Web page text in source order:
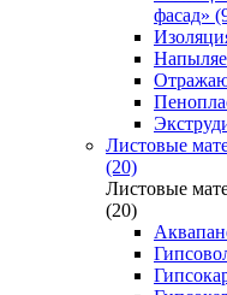
фасад»
Листовые
(20)
Листовые
(20)